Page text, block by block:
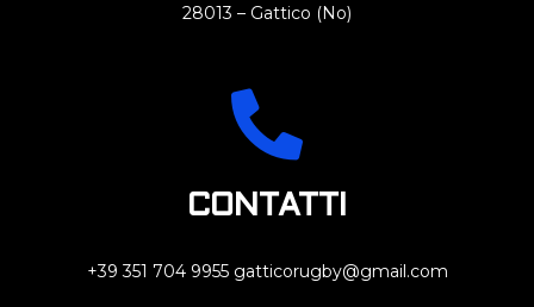
28013 – Gattico (No)
CONTATTI
+39 351 704 9955 gatticorugby@gmail.com